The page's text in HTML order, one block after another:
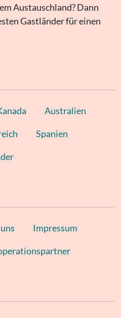
Austauschland? Dann
Gastländer für einen
Australien
Spanien
Impressum